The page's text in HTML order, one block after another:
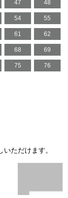
47 48
54 55
61 62
68 69
75 76
ただけます。